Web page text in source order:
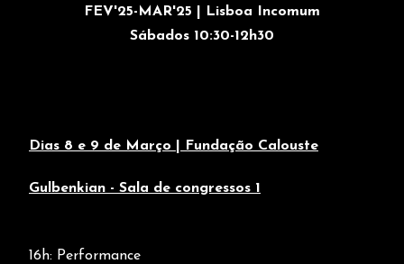
FEV'25-MAR'25 | Lisboa Incomum
Sábados 10:30-12h30
Dias 8 e 9 de Março | Fundação Calouste
Gulbenkian - Sala de congressos 1
16h: Performance